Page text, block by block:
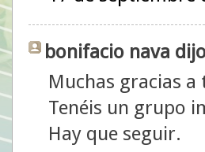
bonifacio nava
Muchas gracias
Tenéis un grupo
Hay que seguir.